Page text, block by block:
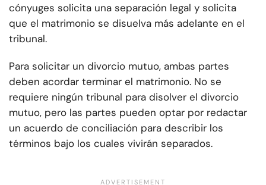
cónyuges solicita una separación legal y solicita
que el matrimonio se disuelva más adelante en el
tribunal.
Para solicitar un divorcio mutuo, ambas partes
deben acordar terminar el matrimonio. No se
requiere ningún tribunal para disolver el divorcio
mutuo, pero las partes pueden optar por redactar
un acuerdo de conciliación para describir los
términos bajo los cuales vivirán separados.